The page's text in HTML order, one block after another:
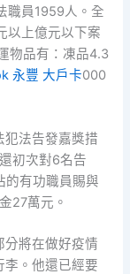
職員1959人。全
以上億元以下案
物品有：凍品4.3
永豐 大戶卡000
犯法告發嘉獎措
初次對6名告
的有功職員賜與
27萬元。
分將在做好疫情
李。他還已經要